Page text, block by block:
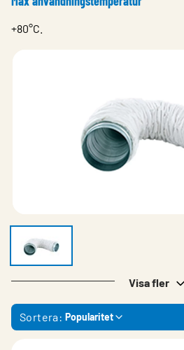
+80°C.
Visa fler
Sortera: Popularitet